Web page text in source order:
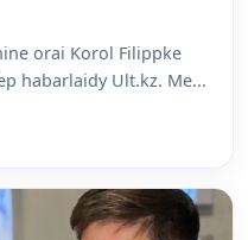
orai Korol Filippke
habarlaidy Ult.kz. Me...